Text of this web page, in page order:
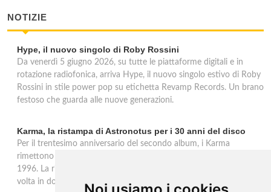
NOTIZIE
Hype, il nuovo singolo di Roby Rossini
Da venerdì 5 giugno 2026, su tutte le piattaforme digitali e in
rotazione radiofonica, arriva Hype, il nuovo singolo estivo di Roby
Rossini in stile power pop su etichetta Revamp Records. Un brano
festoso che guarda alle nuove generazioni.
Karma, la ristampa di Astronotus per i 30 anni del disco
Per il trentesimo anniversario del secondo album, i Karma
rimettono in circolazione 'Astronotus', uscito originariamente nel
1996. La ristampa Sony Music è disponibile in CD e per la prima
volta in doppio vinile gold 180 grammi con bonus track.